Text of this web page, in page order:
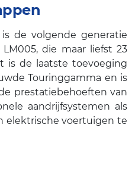
de volgende generatie
die maar liefst 23
is de laatste toevoeging
Touringgamma en is
prestatiebehoeften van
aandrijfsystemen als
elektrische voertuigen te